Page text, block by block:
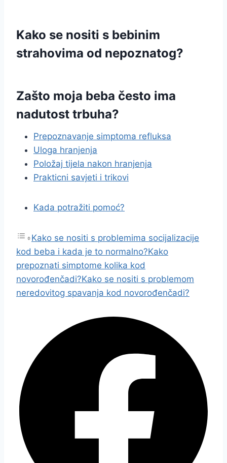
Kako se nositi s bebinim
strahovima od nepoznatog?
Zašto moja beba često ima
nadutost trbuha?
Prepoznavanje simptoma refluksa
Uloga hranjenja
Položaj tijela nakon hranjenja
Prakticni savjeti i trikovi
Kada potražiti pomoć?
Kako se nositi s problemima socijalizacije
kod beba i kada je to normalno?Kako
prepoznati simptome kolika kod
novorođenčadi?Kako se nositi s problemom
neredovitog spavanja kod novorođenčadi?